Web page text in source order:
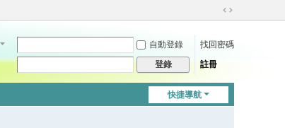
切
到
自動登錄
找回密碼
登錄 註冊
快捷導航